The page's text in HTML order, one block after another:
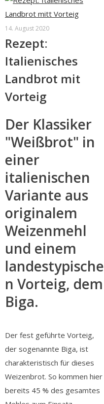
14. August 2020
Rezept:
Italienisches
Landbrot mit
Vorteig
Der Klassiker
"Weißbrot" in
einer
italienischen
Variante aus
originalem
Weizenmehl
und einem
landestypische
n Vorteig, dem
Biga.
Der fest geführte Vorteig,
der sogenannte Biga, ist
charakteristisch für dieses
Weizenbrot. So kommen hier
bereits 45 % des gesamtes